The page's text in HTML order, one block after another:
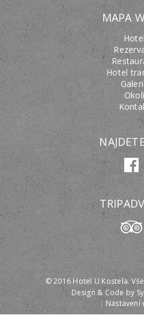
MAPA
Hotel
Hotel
Okolí
© 2016 Hotel U Kostela.
Design & Code by
| Nastavení